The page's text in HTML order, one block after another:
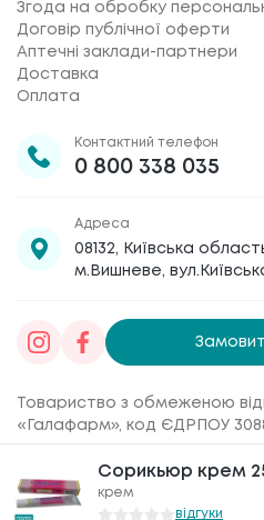
Сорикьюр крем
крем
відгуки
Сорикьюр крем
крем
відгуки
Згода на обробку
Договір публічної оферти
Аптечні заклади-партнери
Доставка
Оплата
Контактний телефон
0 800 338 035
Адреса
08132, Київська
м.Вишневе,
Товариство з обмеженою
«Галафарм», код ЄДРПОУ